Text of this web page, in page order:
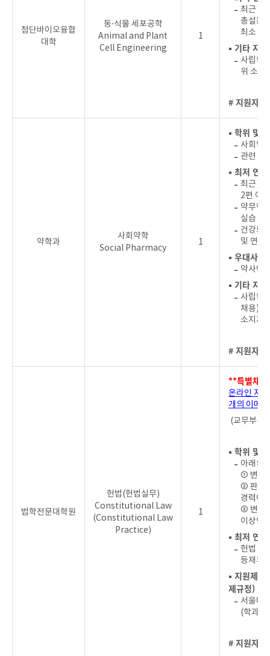
첨단바이오융합
대학
동·식물 세포공학
Animal and Plant
Cell Engineering
1
최근 4
총설논
최소 1
▪ 기타 지
사립학
위 소지
# 지원자
약학과
사회약학
Social Pharmacy
1
▪ 학위 및
사회약
관련 분
▪ 최저 연
최근 3
2편 이
약무행
실습 지
건강보
및 연구
▪ 우대사항
약사면
▪ 기타 지
사립학
채용)
소지자
# 지원자
법학전문대학원
헌법(헌법실무)
Constitutional Law
(Constitutional Law
Practice)
1
**특별채
온라인 지
개의 이메
(교무부원
▪ 학위 및
아래의
① 변호
② 판사
경력이
③ 변호
이상인
▪ 최저 연
헌법 전
등재후
▪ 지원제
제규정)
서울대
(학과가
# 지원자